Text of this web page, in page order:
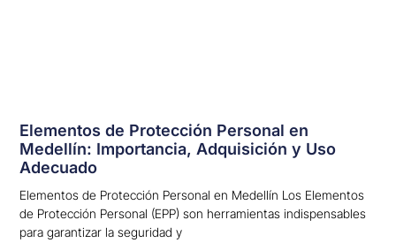
Elementos de Protección Personal en
Medellín: Importancia, Adquisición y Uso
Adecuado
Elementos de Protección Personal en Medellín Los Elementos
de Protección Personal (EPP) son herramientas indispensables
para garantizar la seguridad y